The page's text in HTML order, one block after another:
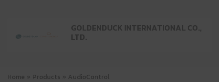
GOLDENDUCK INTERNATIONAL CO.,
LTD.
Home » Products » AudioControl